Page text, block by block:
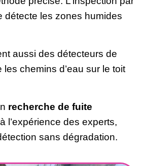
détecte les zones humides
aussi des détecteurs de
chemins d’eau sur le toit
recherche de fuite
l’expérience des experts,
sans dégradation.